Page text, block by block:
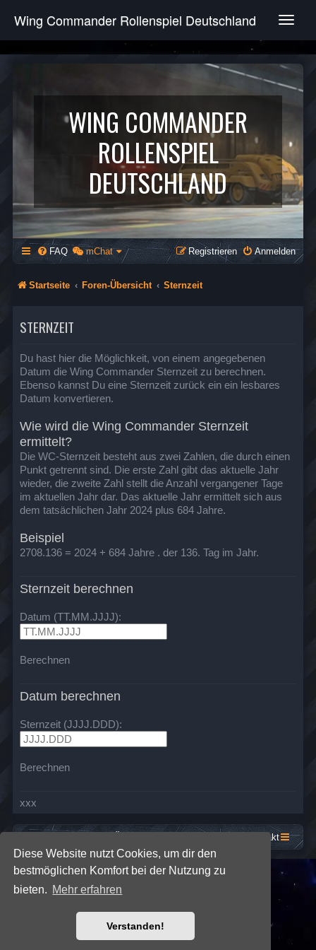
Diese Website nutzt Cookies, um dir den
bestmöglichen Komfort bei der Nutzung zu
bieten. Mehr erfahren
Verstanden!
T
g
e
v
g
a
t
i
o
n
Wing Commander Rollenspiel Deutschland
WING COMMANDER
ROLLENSPIEL
DEUTSCHLAND
FAQ mChat Anmelden
Registrieren
Startseite Foren-Übersicht Sternzeit
STERNZEIT
Du hast hier die Möglichkeit, von einem angegebenen
Datum die Wing Commander Sternzeit zu berechnen.
Ebenso kannst Du eine Sternzeit zurück ein ein lesbares
Datum konvertieren.
Wie wird die Wing Commander Sternzeit
ermittelt?
Die WC-Sternzeit besteht aus zwei Zahlen, die durch einen
Punkt getrennt sind. Die erste Zahl gibt das aktuelle Jahr
wieder, die zweite Zahl stellt die Anzahl vergangener Tage
im aktuellen Jahr dar. Das aktuelle Jahr ermittelt sich aus
dem tatsächlichen Jahr 2024 plus 684 Jahre.
Beispiel
2708.136 = 2024 + 684 Jahre . der 136. Tag im Jahr.
Sternzeit berechnen
Datum (TT.MM.JJJJ):
Berechnen
Datum berechnen
Sternzeit (JJJJ.DDD):
Berechnen
xxx
Kontakt
Premium phpBB Styles
Powered byphpBB® Forum Software © phpBB Limited
Deutsche Übersetzung durch
Datenschutz|Nutzungsbedingungen